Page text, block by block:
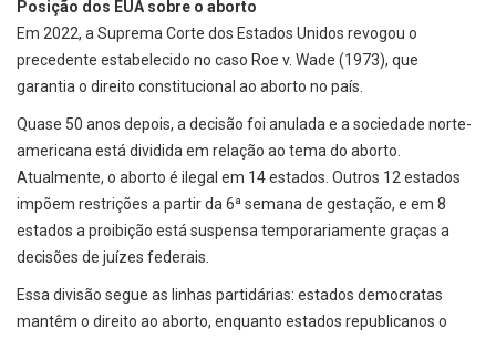
Posição dos EUA sobre o aborto
Em 2022, a Suprema Corte dos Estados Unidos revogou o
precedente estabelecido no caso Roe v. Wade (1973), que
garantia o direito constitucional ao aborto no país.
Quase 50 anos depois, a decisão foi anulada e a sociedade norte-
americana está dividida em relação ao tema do aborto.
Atualmente, o aborto é ilegal em 14 estados. Outros 12 estados
impõem restrições a partir da 6ª semana de gestação, e em 8
estados a proibição está suspensa temporariamente graças a
decisões de juízes federais.
Essa divisão segue as linhas partidárias: estados democratas
mantêm o direito ao aborto, enquanto estados republicanos o